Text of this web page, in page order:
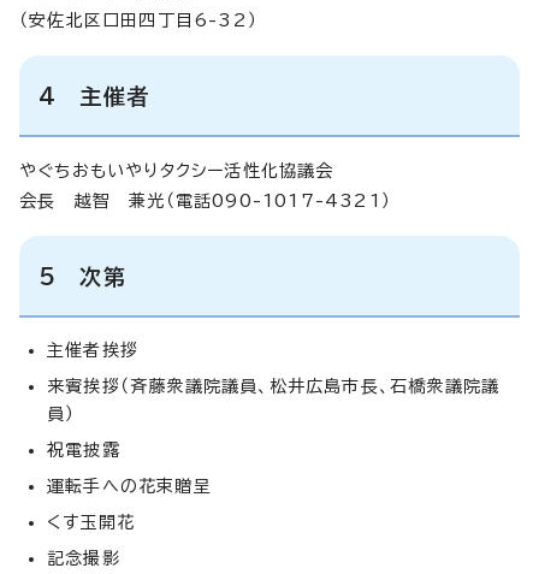
（安佐北区口田四丁目6-32）
4 主催者
やぐちおもいやりタクシー活性化協議会
会長 越智 兼光（電話090-1017-4321）
5 次第
主催者挨拶
来賓挨拶（斉藤衆議院議員、松井広島市長、石橋衆議院議
員）
祝電披露
運転手への花束贈呈
くす玉開花
記念撮影